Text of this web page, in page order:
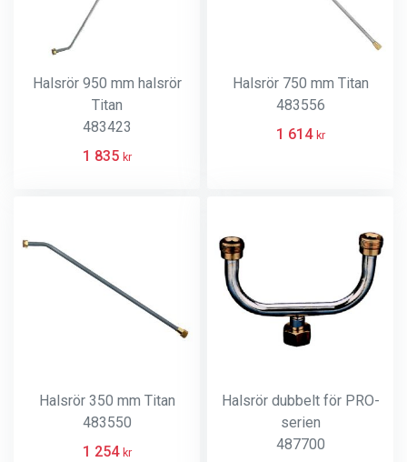
Halsrör 950 mm halsrör
Titan
483423
1 835 kr
Halsrör 750 mm Titan
483556
1 614 kr
Halsrör 350 mm Titan
483550
1 254 kr
Halsrör dubbelt för PRO-
serien
487700